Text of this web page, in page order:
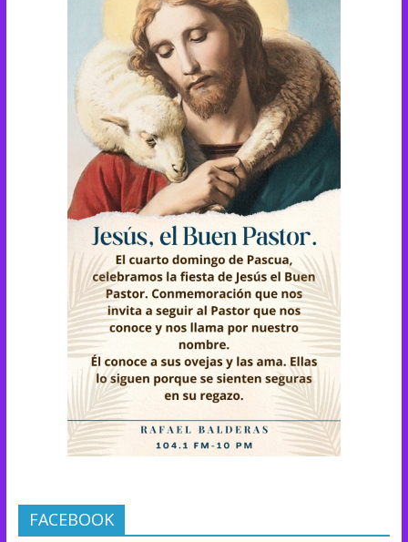
FACEBOOK